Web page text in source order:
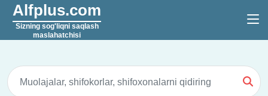
Alfplus.com
Sizning sog'liqni saqlash
maslahatchisi